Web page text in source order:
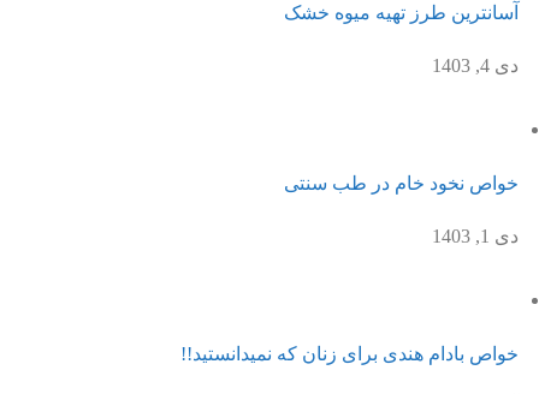
آسانترین طرز تهیه میوه خشک
دی 4, 1403
خواص نخود خام در طب سنتی
دی 1, 1403
خواص بادام هندی برای زنان که نمیدانستید!!